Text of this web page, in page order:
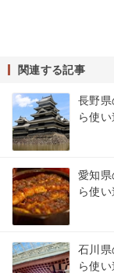
関連する記事
長野
ら使い
愛知
ら使い
石川
ら使い